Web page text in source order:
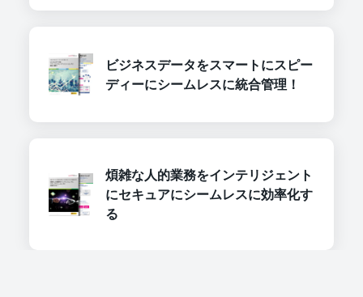
ビジネスデータをスマートにスピー
ディーにシームレスに統合管理！
煩雑な人的業務をインテリジェント
にセキュアにシームレスに効率化す
る